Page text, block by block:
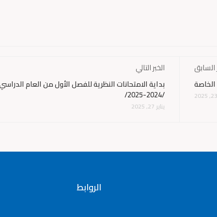
السابق
الخبر التالي
بداية الامتحانات النظرية للفصل الأول من العام
/2024-2025/
يناير 27, 2025
الروابط